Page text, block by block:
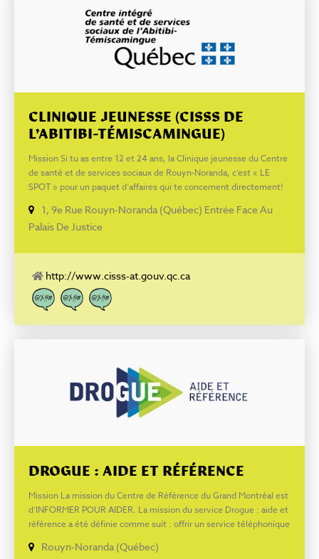
nicotine, sevrage, gestion du stress, notions de plaisir,
alimentation, contrôle du poids, avantages de la cessation, trucs
et conseils pour demeurer non-fumeur. Pour informations :
Laurane Gagnon, kinésiologue
CLINIQUE JEUNESSE (CISSS DE
L’ABITIBI-TÉMISCAMINGUE)
Mission Si tu as entre 12 et 24 ans, la Clinique jeunesse du Centre
de santé et de services sociaux de Rouyn-Noranda, c’est « LE
SPOT » pour un paquet d’affaires qui te concernent directement!
comme : Test de grossesse Débuter ta contraception Dépistage
des ITSS (MTS) Donner des réponses à tes questions : Santé
1, 9e Rue Rouyn-Noranda (Québec) Entrée Face Au
Palais De Justice
http://www.cisss-at.gouv.qc.ca
DROGUE : AIDE ET RÉFÉRENCE
Mission La mission du Centre de Référence du Grand Montréal est
d’INFORMER POUR AIDER. La mission du service Drogue : aide et
référence a été définie comme suit : offrir un service téléphonique
confidentiel et anonyme aux personnes toxicomanes, à leur
Rouyn-Noranda (Québec)